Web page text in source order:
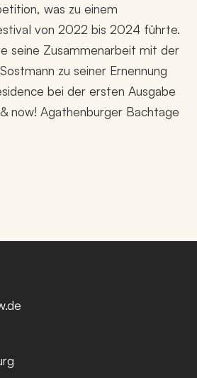
was zu einem
von 2022 bis 2024 führte.
seine Zusammenarbeit mit der
zu seiner Ernennung
bei der ersten Ausgabe
now! Agathenburger Bachtage